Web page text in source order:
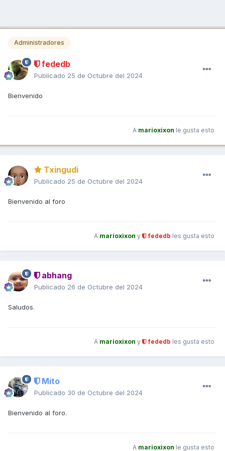
Administradores
fededb
Publicado 25 de Octubre del 2024
Bienvenido
A marioxixon le gusta esto
Txingudi
Publicado 25 de Octubre del 2024
Bienvenido al foro
A marioxixon y fededb les gusta esto
abhang
Publicado 26 de Octubre del 2024
Saludos.
A marioxixon y fededb les gusta esto
Mito
Publicado 30 de Octubre del 2024
Bienvenido al foro.
A marioxixon le gusta esto